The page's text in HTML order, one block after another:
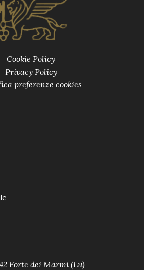
Cookie Policy
Privacy Policy
preferenze cookies
Forte dei Marmi (Lu)